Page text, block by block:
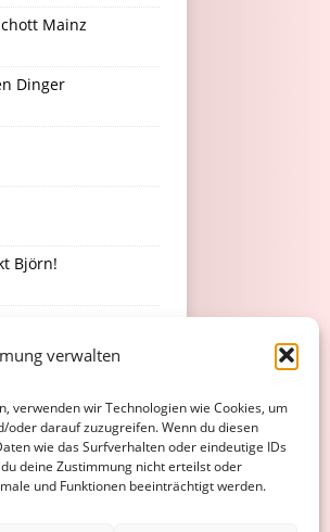
verwalten
verwenden wir Technologien wie Cookies, um
darauf zuzugreifen. Wenn du diesen
wie das Surfverhalten oder eindeutige IDs
deine Zustimmung nicht erteilst oder
und Funktionen beeinträchtigt werden.
Mainz
Dinger
Björn!